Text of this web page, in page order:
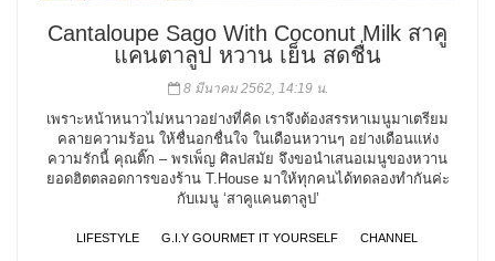
Cantaloupe Sago With Coconut Milk สาคู
แคนตาลูป หวาน เย็น สดชื่น
8 มีนาคม 2562, 14:19 น.
เพราะหน้าหนาวไม่หนาวอย่างที่คิด เราจึงต้องสรรหาเมนูมาเตรียม
คลายความร้อน ให้ชื่นอกชื่นใจ ในเดือนหวานๆ อย่างเดือนแห่ง
ความรักนี้ คุณติ๊ก – พรเพ็ญ ศิลปสมัย จึงขอนำเสนอเมนูของหวาน
ยอดฮิตตลอดการของร้าน T.House มาให้ทุกคนได้ทดลองทำกันค่ะ
กับเมนู ‘สาคูแคนตาลูป’
LIFESTYLE G.I.Y GOURMET IT YOURSELF CHANNEL